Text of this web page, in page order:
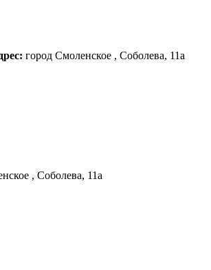
город Смоленское , Соболева, 11а
, Соболева, 11а